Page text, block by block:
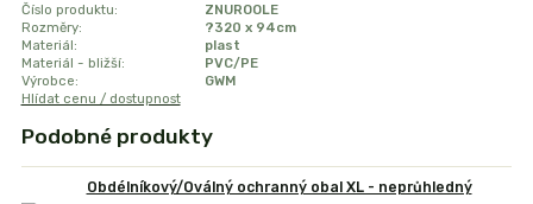
Číslo produktu:
ZNUROOLE
Rozměry:
?320 x 94cm
Materiál:
plast
Materiál - bližší:
PVC/PE
Výrobce:
GWM
Hlídat cenu / dostupnost
Podobné produkty
Obdélníkový/Oválný ochranný obal XL - neprůhledný